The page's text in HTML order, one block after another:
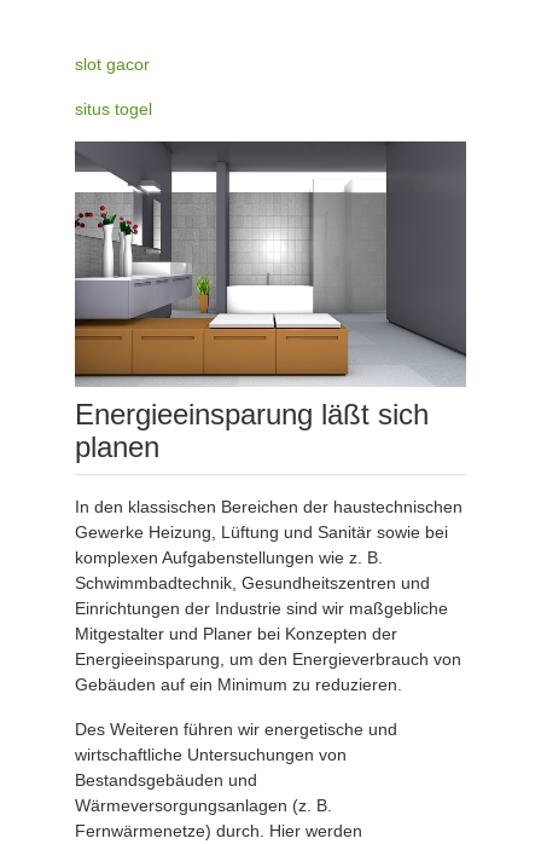
slot gacor
situs togel
Energieeinsparung läßt sich
planen
In den klassischen Bereichen der haustechnischen
Gewerke Heizung, Lüftung und Sanitär sowie bei
komplexen Aufgabenstellungen wie z. B.
Schwimmbadtechnik, Gesundheitszentren und
Einrichtungen der Industrie sind wir maßgebliche
Mitgestalter und Planer bei Konzepten der
Energieeinsparung, um den Energieverbrauch von
Gebäuden auf ein Minimum zu reduzieren.
Des Weiteren führen wir energetische und
wirtschaftliche Untersuchungen von
Bestandsgebäuden und
Wärmeversorgungsanlagen (z. B.
Fernwärmenetze) durch. Hier werden